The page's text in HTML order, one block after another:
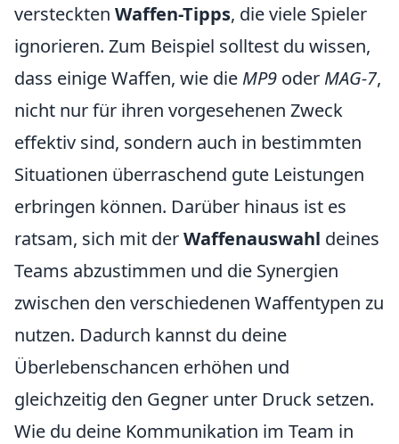
versteckten Waffen-Tipps, die viele Spieler
ignorieren. Zum Beispiel solltest du wissen,
dass einige Waffen, wie die MP9 oder MAG-7,
nicht nur für ihren vorgesehenen Zweck
effektiv sind, sondern auch in bestimmten
Situationen überraschend gute Leistungen
erbringen können. Darüber hinaus ist es
ratsam, sich mit derWaffenauswahl deines
Teams abzustimmen und die Synergien
zwischen den verschiedenen Waffentypen zu
nutzen. Dadurch kannst du deine
Überlebenschancen erhöhen und
gleichzeitig den Gegner unter Druck setzen.
Wie du deine Kommunikation im Team in